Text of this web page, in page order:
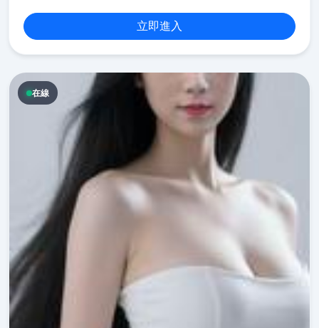
立即進入
在線